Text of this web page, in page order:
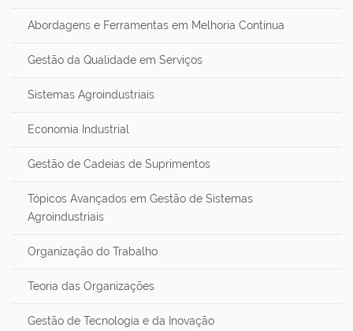
Abordagens e Ferramentas em Melhoria Contínua
Gestão da Qualidade em Serviços
Sistemas Agroindustriais
Economia Industrial
Gestão de Cadeias de Suprimentos
Tópicos Avançados em Gestão de Sistemas
Agroindustriais
Organização do Trabalho
Teoria das Organizações
Gestão de Tecnologia e da Inovação